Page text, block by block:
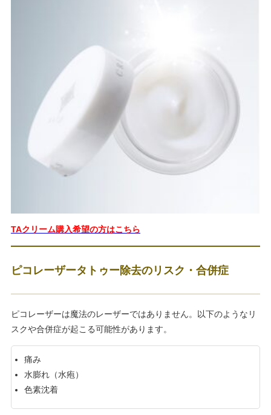
TAクリーム購入希望の方はこちら
ピコレーザータトゥー除去のリスク・合併症
ピコレーザーは魔法のレーザーではありません。以下のようなリ
スクや合併症が起こる可能性があります。
痛み
水膨れ（水疱）
色素沈着